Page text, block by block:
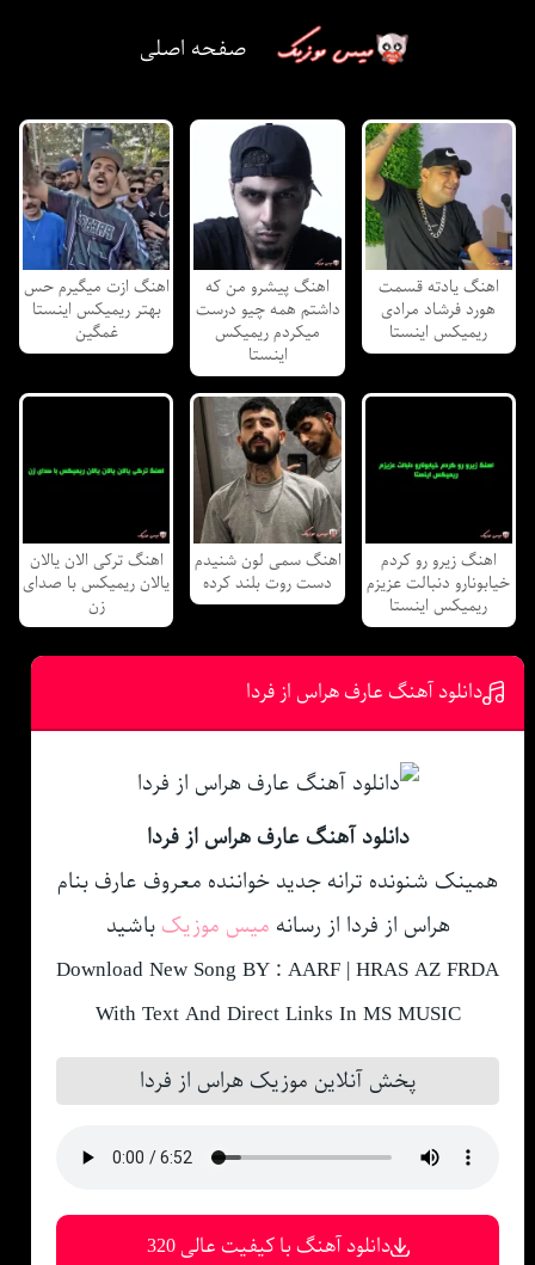
صفحه اصلی
اهنگ یادته قسمت
هورد فرشاد مرادی
ریمیکس اینستا
اهنگ پیشرو من که
داشتم همه چیو درست
میکردم ریمیکس
اینستا
اهنگ ازت میگیرم حس
بهتر ریمیکس اینستا
غمگین
اهنگ زیرو رو کردم
خیابونارو دنبالت عزیزم
ریمیکس اینستا
اهنگ سمی لون شنیدم
دست روت بلند کرده
اهنگ ترکی الان یالان
یالان ریمیکس با صدای
زن
دانلود آهنگ عارف هراس از فردا
دانلود آهنگ عارف هراس از فردا
همینک شنونده ترانه جدید خواننده معروف عارف بنام
هراس از فردا از رسانه میس موزیک باشید
Download New Song BY : AARF | HRAS AZ FRDA
With Text And Direct Links In MS MUSIC
پخش آنلاین موزیک هراس از فردا
دانلود آهنگ با کیفیت عالی 320